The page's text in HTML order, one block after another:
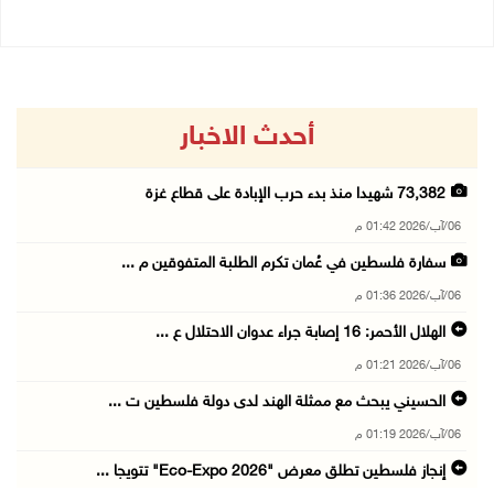
أحدث الاخبار
73,382 شهيدا منذ بدء حرب الإبادة على قطاع غزة
06/آب/2026 01:42 م
سفارة فلسطين في عُمان تكرم الطلبة المتفوقين م ...
06/آب/2026 01:36 م
الهلال الأحمر: 16 إصابة جراء عدوان الاحتلال ع ...
06/آب/2026 01:21 م
الحسيني يبحث مع ممثلة الهند لدى دولة فلسطين ت ...
06/آب/2026 01:19 م
إنجاز فلسطين تطلق معرض "Eco-Expo 2026" تتويجا ...